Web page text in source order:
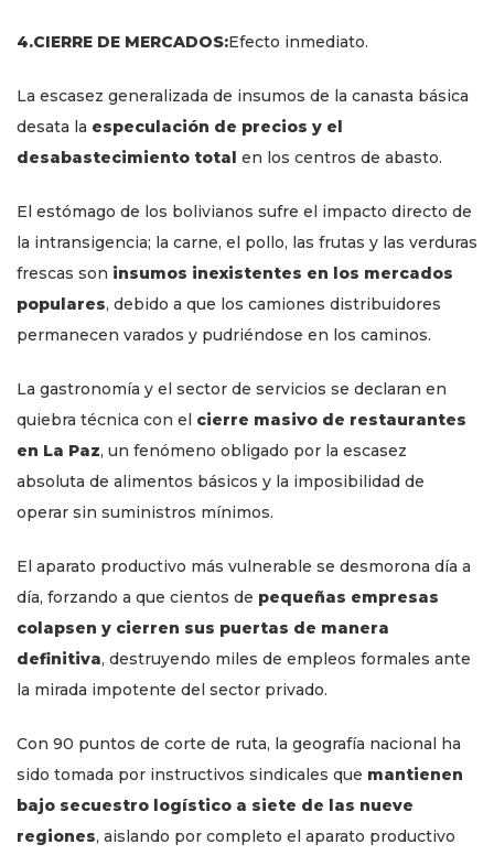
4.CIERRE DE MERCADOS:Efecto inmediato.
La escasez generalizada de insumos de la canasta básica
desata la especulación de precios y el
desabastecimiento total en los centros de abasto.
El estómago de los bolivianos sufre el impacto directo de
la intransigencia; la carne, el pollo, las frutas y las verduras
frescas son insumos inexistentes en los mercados
populares, debido a que los camiones distribuidores
permanecen varados y pudriéndose en los caminos.
La gastronomía y el sector de servicios se declaran en
quiebra técnica con el cierre masivo de restaurantes
en La Paz, un fenómeno obligado por la escasez
absoluta de alimentos básicos y la imposibilidad de
operar sin suministros mínimos.
El aparato productivo más vulnerable se desmorona día a
día, forzando a que cientos de pequeñas empresas
colapsen y cierren sus puertas de manera
definitiva, destruyendo miles de empleos formales ante
la mirada impotente del sector privado.
Con 90 puntos de corte de ruta, la geografía nacional ha
sido tomada por instructivos sindicales que mantienen
bajo secuestro logístico a siete de las nueve
regiones, aislando por completo el aparato productivo